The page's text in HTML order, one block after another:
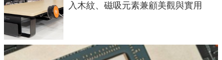
入木紋、磁吸元素兼顧美觀與實用